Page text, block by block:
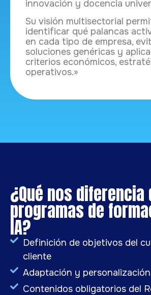
innovación y docencia
Su visión multisectorial
identificar qué palancas
en cada tipo de empresa,
soluciones genéricas y
criterios económicos,
operativos.»
¿Qué nos
programas de
IA?
Definición de objetivos del
cliente
Adaptación y
Contenidos obligatorios del